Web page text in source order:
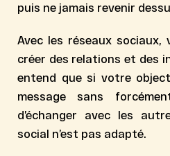
puis ne jamais revenir
Avec les réseaux
créer des relations et des
entend que si votre
message sans
d’échanger avec les
social n’est pas adapté.